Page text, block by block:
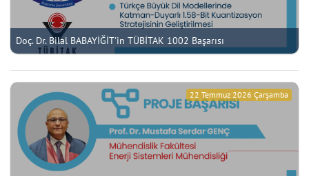
Doç. Dr. Bilal BABAYİĞİT'in TÜBİTAK 1002 Başarısı
22 Temmuz 2026 Çarşamba